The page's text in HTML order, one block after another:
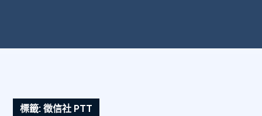
標籤:徵信社 PTT